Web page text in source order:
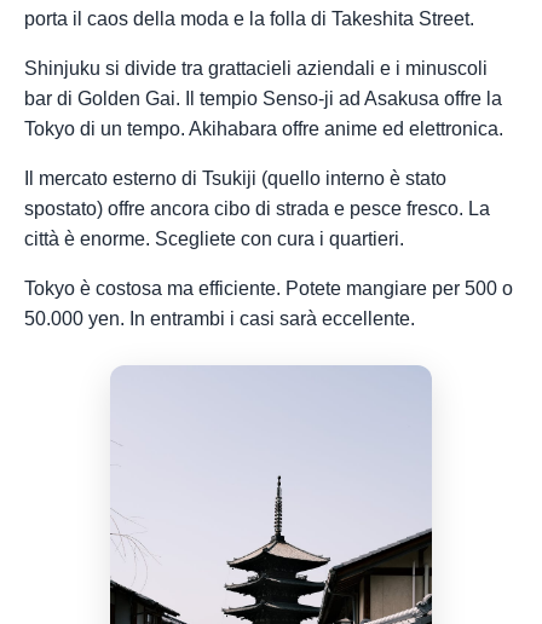
porta il caos della moda e la folla di Takeshita Street.
Shinjuku si divide tra grattacieli aziendali e i minuscoli
bar di Golden Gai. Il tempio Senso-ji ad Asakusa offre la
Tokyo di un tempo. Akihabara offre anime ed elettronica.
Il mercato esterno di Tsukiji (quello interno è stato
spostato) offre ancora cibo di strada e pesce fresco. La
città è enorme. Scegliete con cura i quartieri.
Tokyo è costosa ma efficiente. Potete mangiare per 500 o
50.000 yen. In entrambi i casi sarà eccellente.